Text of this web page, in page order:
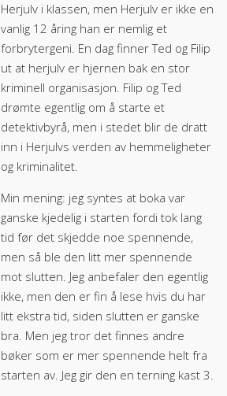
Herjulv i klassen, men Herjulv er ikke en
vanlig 12 åring han er nemlig et
forbrytergeni. En dag finner Ted og Filip
ut at herjulv er hjernen bak en stor
kriminell organisasjon. Filip og Ted
drømte egentlig om å starte et
detektivbyrå, men i stedet blir de dratt
inn i Herjulvs verden av hemmeligheter
og kriminalitet.
Min mening: jeg syntes at boka var
ganske kjedelig i starten fordi tok lang
tid før det skjedde noe spennende,
men så ble den litt mer spennende
mot slutten. Jeg anbefaler den egentlig
ikke, men den er fin å lese hvis du har
litt ekstra tid, siden slutten er ganske
bra. Men jeg tror det finnes andre
bøker som er mer spennende helt fra
starten av. Jeg gir den en terning kast 3.